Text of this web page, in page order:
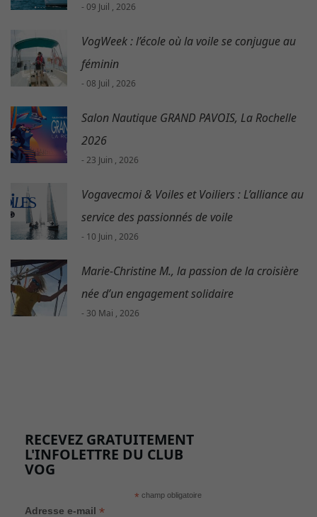
- 09 Juil , 2026
VogWeek : l’école où la voile se conjugue au
féminin
- 08 Juil , 2026
Salon Nautique GRAND PAVOIS, La Rochelle
2026
- 23 Juin , 2026
Vogavecmoi & Voiles et Voiliers : L’alliance au
service des passionnés de voile
- 10 Juin , 2026
Marie-Christine M., la passion de la croisière
née d’un engagement solidaire
- 30 Mai , 2026
RECEVEZ GRATUITEMENT
L'INFOLETTRE DU CLUB
VOG
* champ obligatoire
Adresse e-mail *